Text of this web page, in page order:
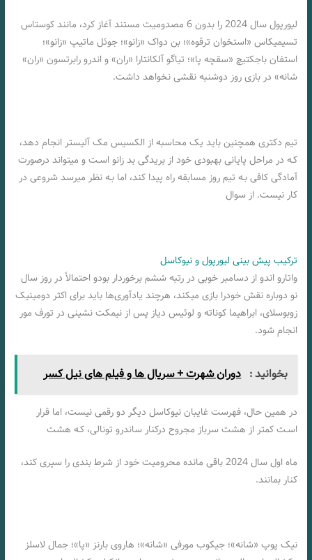
لیورپول سال 2024 را بدون 6 مصدومیت مستند آغاز کرد، مانند کوستاس
تسیمیکاس «استخوان ترقوه»؛ بن دواک «زانو»؛ جوئل ماتیپ «زانو»؛
استفان باجکتیچ «سقچه پا»؛ تیاگو آلکانتارا «ران» و اندرو رابرتسون «ران»
شانه» در بازی روز دوشنبه نقشی نخواهد داشت.
تیم دکتری همچنین باید یک محاسبه از الکسیس مک آلیستر انجام دهد،
کـه در مراحل پایانی بهبودی خود از بریدگی بد زانو اسـت و میتواند درصورت
آمادگی کافی بـه تیم روز مسابقه راه پیدا کند، اما بـه نظر میرسد شروعی در
کار نیست. از سوال
ترکیب پیش بینی لیورپول و نیوکاسل
واتارو اندو از دسامبر خوبی در رتبه ششم برخوردار بودو احتمالاً در روز سال
نو دوباره نقش خودرا بازی میکند، هرچند یادآوری‌ها باید برای اکثر دومینیک
زوبوسلای، ابراهیما کوناته و لوئیس دیاز پس از نیمکت نشینی در تورف مور
انجام شود.
بخوانید : دوران شهرت + سریال ها و فیلم های نیل کسر
در همین حال، فهرست غایبان نیوکاسل دیگر دو رقمی نیست، اما قرار
اسـت کمتر از هشت سرباز مجروح درکنار ساندرو تونالی، کـه هشت
ماه اول سال 2024 باقی مانده محرومیت خود از شرط بندی را سپری کند،
کنار بمانند.
نیک پوپ «شانه»؛ جیکوب مورفی «شانه»؛ هاروی بارنز «پا»؛ جمال لاسلز